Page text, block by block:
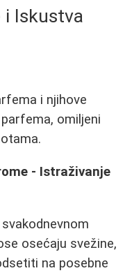
i Iskustva
i njihove
omiljeni
- Istraživanje
osećaju svežine,
na posebne